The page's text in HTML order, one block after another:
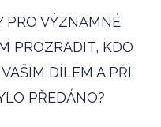
PRO VÝZNAMNÉ
PROZRADIT, KDO
DÍLEM A PŘI
PŘEDÁNO?